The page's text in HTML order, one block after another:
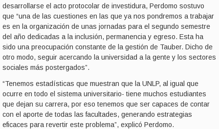
desarrollarse el acto protocolar de investidura, Perdomo sostuvo
que “una de las cuestiones en las que ya nos pondremos a trabajar
es en la organización de unas jornadas para el segundo semestre
del año dedicadas a la inclusión, permanencia y egreso. Esta ha
sido una preocupación constante de la gestión de Tauber. Dicho de
otro modo, seguir acercando la universidad a la gente y los sectores
sociales más postergados”.
“Tenemos estadísticas que muestran que la UNLP, al igual que
ocurre en todo el sistema universitario- tiene muchos estudiantes
que dejan su carrera, por eso tenemos que ser capaces de contar
con el aporte de todas las facultades, generando estrategias
eficaces para revertir este problema”, explicó Perdomo.